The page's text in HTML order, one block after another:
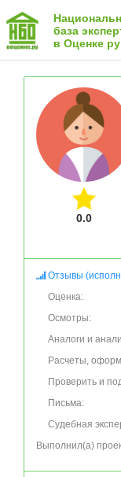
база
в Оценке ру
0.0
Отзывы
Оценка:
Осмотры:
Аналоги и
Расчеты,
Проверить и
Письма:
Судебная
Выполнил(а)